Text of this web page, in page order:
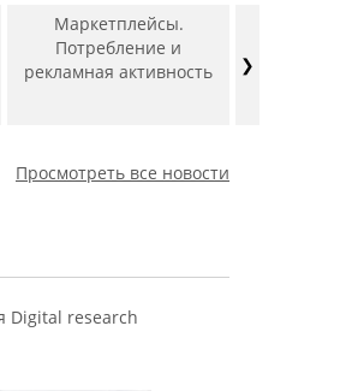
Маркетплейсы.
Потребление и
рекламная активность
❯
Просмотреть все новости
Digital research